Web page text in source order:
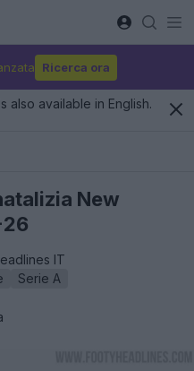
Ricerca ora
also available in English.
New
IT
Serie A